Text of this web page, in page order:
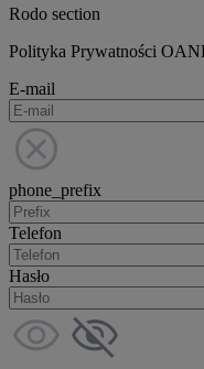
Rodo section
Polityka Prywatności
E-mail
phone_prefix
Telefon
Hasło